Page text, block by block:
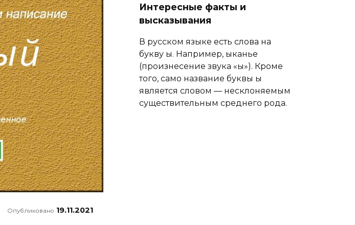
Опубликовано 19.11.2021
Интересные факты и
высказывания
В русском языке есть слова на
букву ы. Например, ыканье
(произнесение звука «ы»). Кроме
того, само название буквы ы
является словом — несклоняемым
существительным среднего рода.